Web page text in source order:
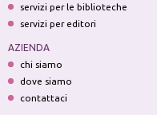
servizi per le biblioteche
servizi per editori
AZIENDA
chi siamo
dove siamo
contattaci